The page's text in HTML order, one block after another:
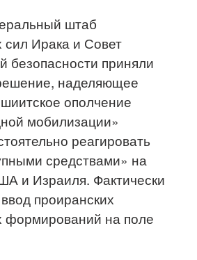
штаб
Ирака и Совет
безопасности приняли
наделяющее
ополчение
мобилизации»
реагировать
средствами» на
и Израиля. Фактически
проиранских
формирований на поле